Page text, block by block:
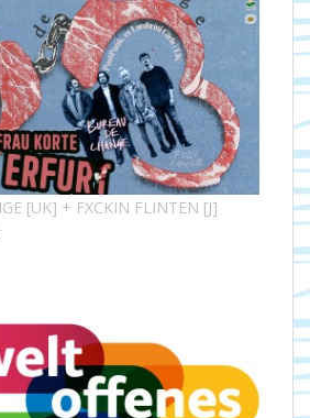
[UK] + FXCKIN FLINTEN [J]